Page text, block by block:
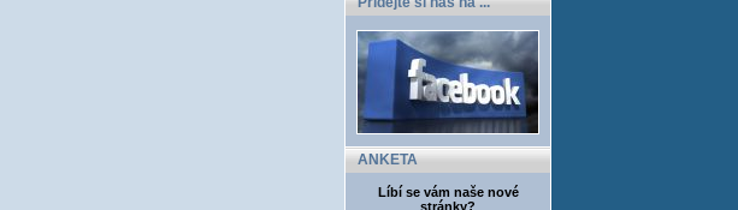
ANKETA
Líbí se vám naše nové
stránky?